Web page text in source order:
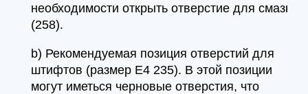
необходимости открыть отверстие для смазки
(258).
b) Рекомендуемая позиция отверстий для
штифтов (размер E4 235). В этой позиции
могут иметься черновые отверстия, что